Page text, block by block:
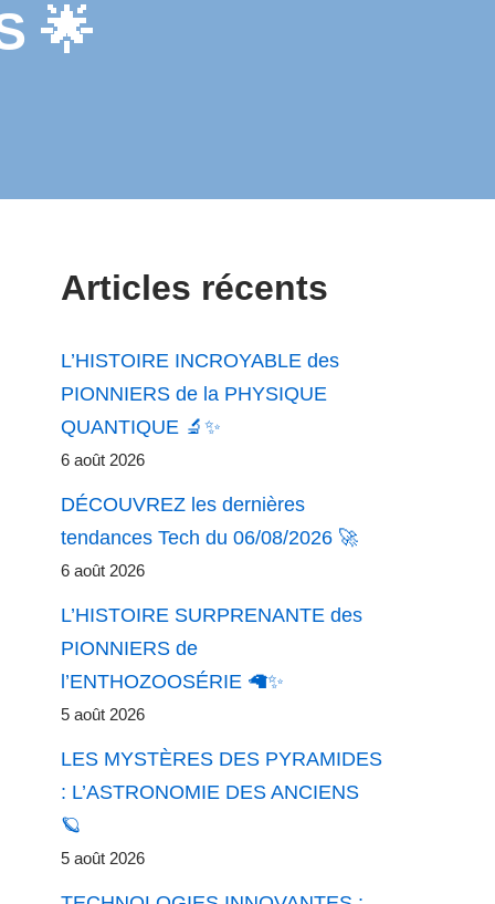
🌟
Articles récents
L’HISTOIRE INCROYABLE des
PIONNIERS de la PHYSIQUE
QUANTIQUE 🔬✨
6 août 2026
DÉCOUVREZ les dernières
tendances Tech du 06/08/2026 🚀
6 août 2026
L’HISTOIRE SURPRENANTE des
PIONNIERS de
l’ENTHOZOOSÉRIE 🦙✨
5 août 2026
LES MYSTÈRES DES PYRAMIDES
: L’ASTRONOMIE DES ANCIENS
🪐
5 août 2026